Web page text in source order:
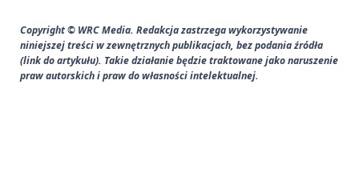
Copyright © WRC Media. Redakcja zastrzega wykorzystywanie
niniejszej treści w zewnętrznych publikacjach, bez podania źródła
(link do artykułu). Takie działanie będzie traktowane jako naruszenie
praw autorskich i praw do własności intelektualnej.